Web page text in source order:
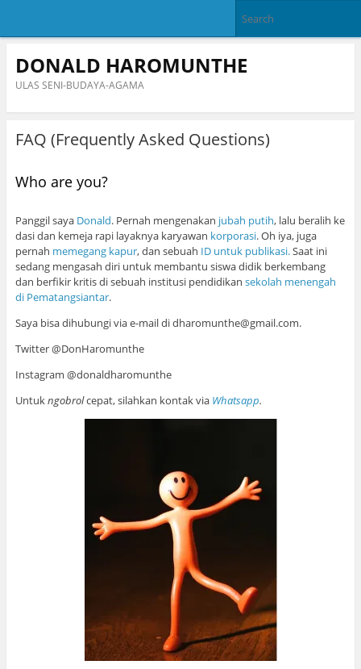
DONALD HAROMUNTHE
ULAS SENI-BUDAYA-AGAMA
FAQ (Frequently Asked Questions)
Who are you?
Panggil saya Donald. Pernah mengenakan jubah putih, lalu beralih ke
dasi dan kemeja rapi layaknya karyawan korporasi. Oh iya, juga
pernah memegang kapur, dan sebuah ID untuk publikasi.Saat ini
sedang mengasah diri untuk membantu siswa didik berkembang
dan berfikir kritis di sebuah institusi pendidikan sekolah menengah
di Pematangsiantar.
Saya bisa dihubungi via e-mail di dharomunthe@gmail.com.
Twitter @DonHaromunthe
Instagram @donaldharomunthe
Untukngobrolcepat, silahkan kontak via Whatsapp.